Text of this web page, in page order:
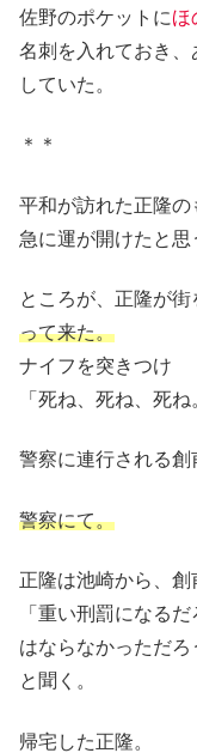
佐野のポケットにほ
名刺を入れておき
していた。
＊＊
平和が訪れた正隆の
急に運が開けたと思
ところが、正隆が街
って来た。
ナイフを突きつけ
「死ね、死ね、死
警察に連行される創
警察にて。
正隆は池崎から、
「重い刑罰になる
はならなかっただろ
と聞く。
帰宅した正隆。